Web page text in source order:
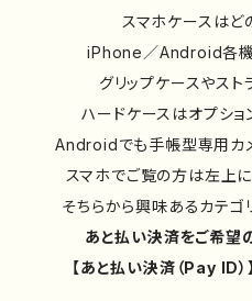
スマホケースはど
iPhone／Android各
グリップケースやスト
ハードケースはオプシ
Androidでも手帳型専用カ
スマホでご覧の方は左上
そちらから興味あるカテゴ
あと払い決済をご希望
【あと払い決済（Pay ID）